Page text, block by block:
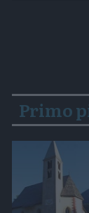
Primo